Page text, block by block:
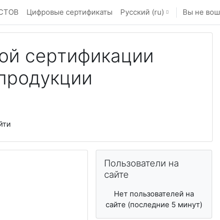
Цифровые сертификаты Русский ‎(ru)‎ Вы не
сертификации
Пользователи на
сайте
Нет пользователей на
сайте (последние 5 минут)